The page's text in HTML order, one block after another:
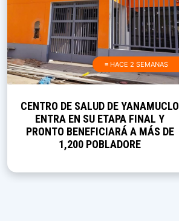
≡ HACE 2 SEMANAS
CENTRO DE SALUD DE YANAMUCLO
ENTRA EN SU ETAPA FINAL Y
PRONTO BENEFICIARÁ A MÁS DE
1,200 POBLADORE